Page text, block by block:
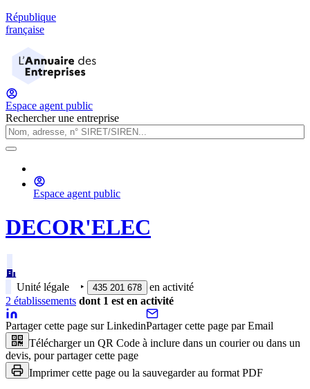
République
française
Espace agent public
Rechercher une entreprise
Espace agent public
DECOR'ELEC
Unité légale ‣ 435 201 678
en activité
2 établissements dont 1 est en activité
Partager cette page sur LinkedinPartager cette page par Email
Télécharger un QR Code à inclure dans un courier ou dans un
devis, pour partager cette page
Imprimer cette page ou la sauvegarder au format PDF